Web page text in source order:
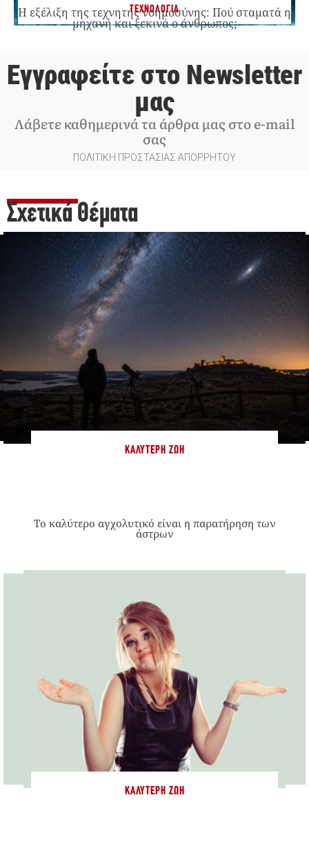
ΤΕΧΝΟΛΟΓΙΑ
Η εξέλιξη της τεχνητής νοημοσύνης: Πού σταματά η
μηχανή και ξεκινά ο άνθρωπος;
Εγγραφείτε στο Newsletter
μας
Λάβετε καθημερινά τα άρθρα μας στο e-mail
σας
ΠΟΛΙΤΙΚΗ ΠΡΟΣΤΑΣΙΑΣ ΑΠΟΡΡΗΤΟΥ
Σχετικά Θέματα
ΚΑΛΎΤΕΡΗ ΖΩΉ
Το καλύτερο αγχολυτικό είναι η παρατήρηση των
άστρων
ΚΑΛΎΤΕΡΗ ΖΩΉ